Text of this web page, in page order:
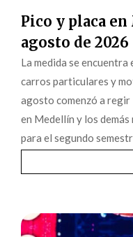
Pico y placa
agosto de 2026
La medida se encuentra
carros particulares y
agosto comenzó a regir
en Medellín y los
para el segundo